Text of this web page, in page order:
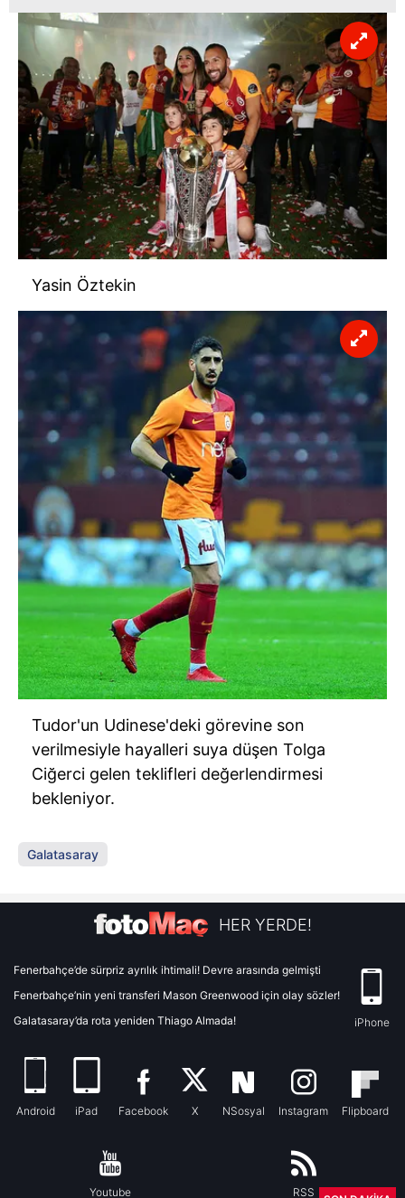
için Ayarlar butonuna tıklayabilir,
Çerez Bilgilendirme
Metnimizi ziyaret edebilirsiniz.
6698 sayılı Kişisel Verilerin Korunması Kanunu uyarınca
hazırlanmış Aydınlatma Metnimizi okumak ve sitemizde
ilgili mevzuata uygun olarak kullanılan çerezlerle ilgili bilgi
almak için lütfentıklayınız.
Yasin Öztekin
Tudor'un Udinese'deki görevine son
verilmesiyle hayalleri suya düşen Tolga
Ciğerci gelen teklifleri değerlendirmesi
bekleniyor.
Galatasaray
HER YERDE!
Fenerbahçe’de sürpriz ayrılık ihtimali! Devre arasında gelmişti
Fenerbahçe’nin yeni transferi Mason Greenwood için olay sözler!
Galatasaray’da rota yeniden Thiago Almada!
iPhone
Android iPad Facebook X NSosyal Instagram Flipboard
Youtube RSS